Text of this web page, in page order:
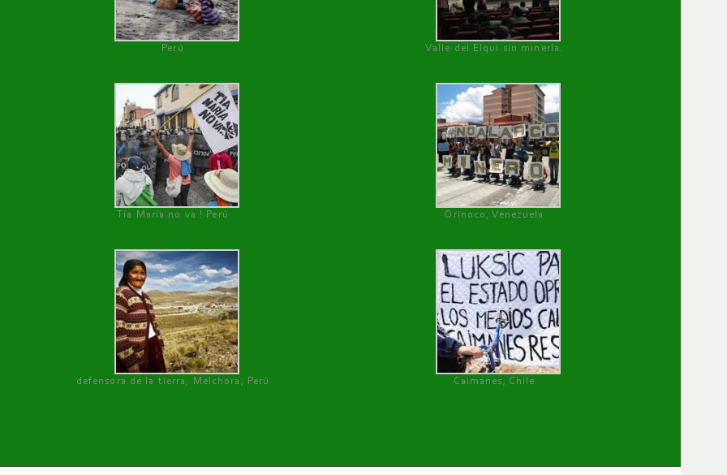
Perú Valle del Elqui sin minería.
Tía María no va ! Perú Orinoco, Venezuela
defensora de la tierra, Melchora, Perú Caimanes, Chile